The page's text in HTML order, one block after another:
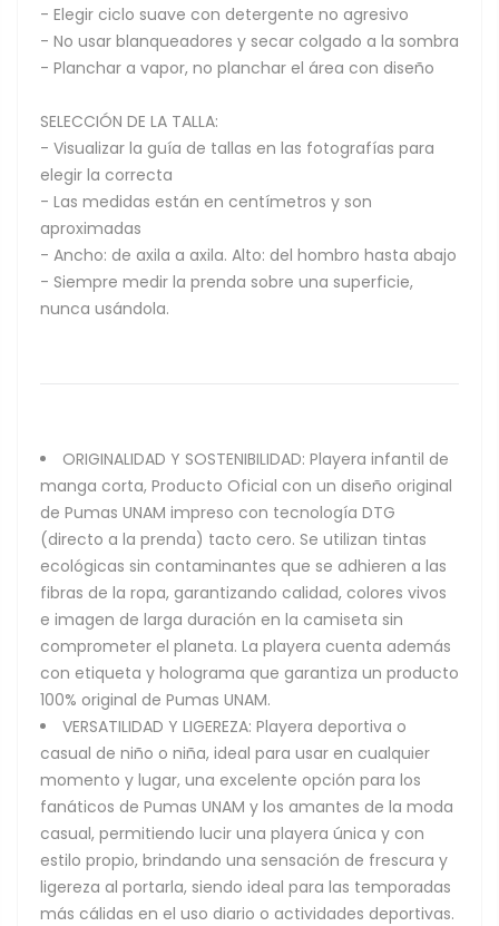
- Elegir ciclo suave con detergente no agresivo
- No usar blanqueadores y secar colgado a la sombra
- Planchar a vapor, no planchar el área con diseño
SELECCIÓN DE LA TALLA:
- Visualizar la guía de tallas en las fotografías para
elegir la correcta
- Las medidas están en centímetros y son
aproximadas
- Ancho: de axila a axila. Alto: del hombro hasta abajo
- Siempre medir la prenda sobre una superficie,
nunca usándola.
ORIGINALIDAD Y SOSTENIBILIDAD: Playera infantil de
manga corta, Producto Oficial con un diseño original
de Pumas UNAM impreso con tecnología DTG
(directo a la prenda) tacto cero. Se utilizan tintas
ecológicas sin contaminantes que se adhieren a las
fibras de la ropa, garantizando calidad, colores vivos
e imagen de larga duración en la camiseta sin
comprometer el planeta. La playera cuenta además
con etiqueta y holograma que garantiza un producto
100% original de Pumas UNAM.
VERSATILIDAD Y LIGEREZA: Playera deportiva o
casual de niño o niña, ideal para usar en cualquier
momento y lugar, una excelente opción para los
fanáticos de Pumas UNAM y los amantes de la moda
casual, permitiendo lucir una playera única y con
estilo propio, brindando una sensación de frescura y
ligereza al portarla, siendo ideal para las temporadas
más cálidas en el uso diario o actividades deportivas.